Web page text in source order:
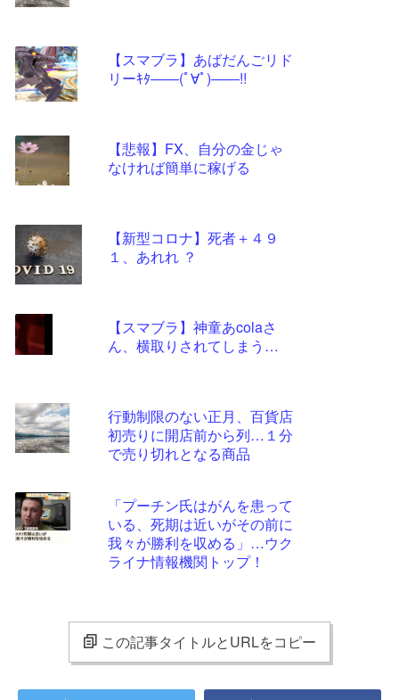
【スマブラ】あばだんごリド
リーｷﾀ――(ﾟ∀ﾟ)――!!
【悲報】FX、自分の金じゃ
なければ簡単に稼げる
【新型コロナ】死者＋４９
１、あれれ ？
【スマブラ】神童あcolaさ
ん、横取りされてしまう…
行動制限のない正月、百貨店
初売りに開店前から列…１分
で売り切れとなる商品
「プーチン氏はがんを患って
いる、死期は近いがその前に
我々が勝利を収める」…ウク
ライナ情報機関トップ！
この記事タイトルとURLをコピー